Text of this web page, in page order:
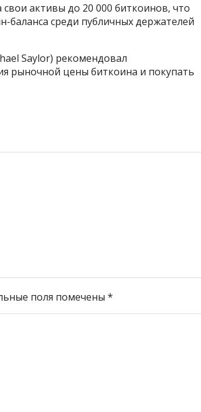
активы до 20 000 биткоинов, что
баланса среди публичных держателей
Saylor) рекомендовал
рыночной цены биткоина и покупать
поля помечены *